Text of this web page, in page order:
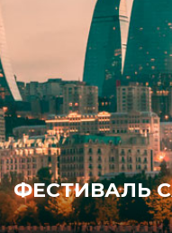
ФЕСТИВАЛЬ